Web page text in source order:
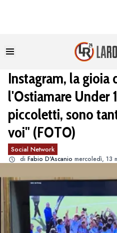
Instagram, la gioia
l'Ostiamare Under
piccoletti, sono
voi" (FOTO)
Social Network
di Fabio D'Ascanio mercoledì, 13